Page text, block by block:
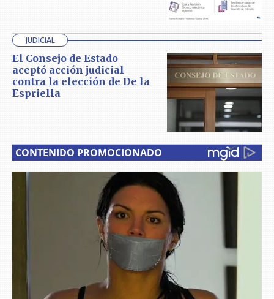
JUDICIAL
El Consejo de Estado
aceptó acción judicial
contra la elección de De la
Espriella